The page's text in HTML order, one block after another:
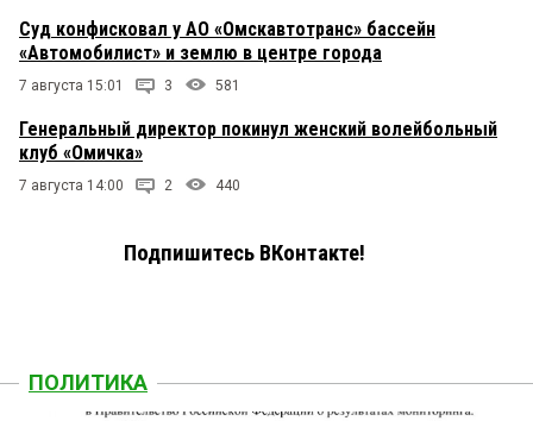
Суд конфисковал у АО «Омскавтотранс» бассейн
«Автомобилист» и землю в центре города
7 августа 15:01 3 581
Генеральный директор покинул женский волейбольный
клуб «Омичка»
7 августа 14:00 2 440
Подпишитесь ВКонтакте!
ПОЛИТИКА